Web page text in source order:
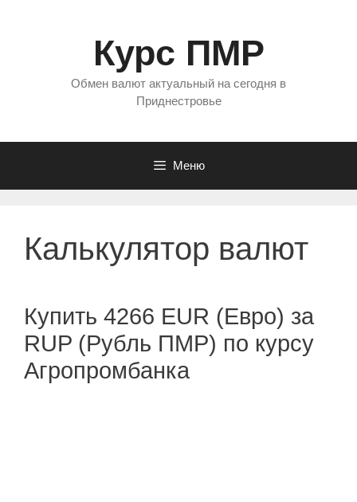
Курс ПМР
Обмен валют актуальный на сегодня в
Приднестровье
Меню
Калькулятор валют
Купить 4266 EUR (Евро) за
RUP (Рубль ПМР) по курсу
Агропромбанка